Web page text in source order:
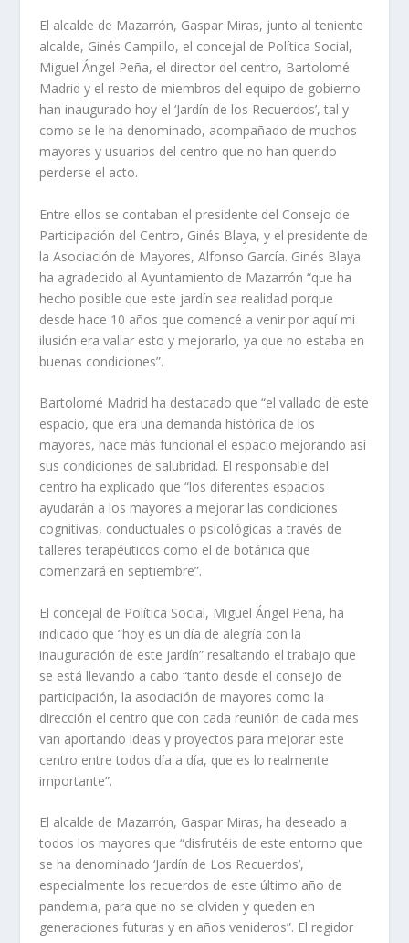
El alcalde de Mazarrón, Gaspar Miras, junto al teniente
alcalde, Ginés Campillo, el concejal de Política Social,
Miguel Ángel Peña, el director del centro, Bartolomé
Madrid y el resto de miembros del equipo de gobierno
han inaugurado hoy el ‘Jardín de los Recuerdos’, tal y
como se le ha denominado, acompañado de muchos
mayores y usuarios del centro que no han querido
perderse el acto.
Entre ellos se contaban el presidente del Consejo de
Participación del Centro, Ginés Blaya, y el presidente de
la Asociación de Mayores, Alfonso García. Ginés Blaya
ha agradecido al Ayuntamiento de Mazarrón “que ha
hecho posible que este jardín sea realidad porque
desde hace 10 años que comencé a venir por aquí mi
ilusión era vallar esto y mejorarlo, ya que no estaba en
buenas condiciones”.
Bartolomé Madrid ha destacado que “el vallado de este
espacio, que era una demanda histórica de los
mayores, hace más funcional el espacio mejorando así
sus condiciones de salubridad. El responsable del
centro ha explicado que “los diferentes espacios
ayudarán a los mayores a mejorar las condiciones
cognitivas, conductuales o psicológicas a través de
talleres terapéuticos como el de botánica que
comenzará en septiembre”.
El concejal de Política Social, Miguel Ángel Peña, ha
indicado que “hoy es un día de alegría con la
inauguración de este jardín” resaltando el trabajo que
se está llevando a cabo “tanto desde el consejo de
participación, la asociación de mayores como la
dirección el centro que con cada reunión de cada mes
van aportando ideas y proyectos para mejorar este
centro entre todos día a día, que es lo realmente
importante”.
El alcalde de Mazarrón, Gaspar Miras, ha deseado a
todos los mayores que “disfrutéis de este entorno que
se ha denominado ‘Jardín de Los Recuerdos’,
especialmente los recuerdos de este último año de
pandemia, para que no se olviden y queden en
generaciones futuras y en años venideros”. El regidor